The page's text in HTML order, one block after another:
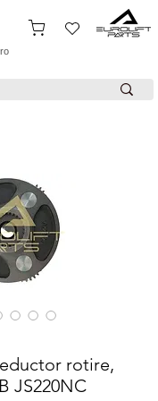
rotire,
JS220NC